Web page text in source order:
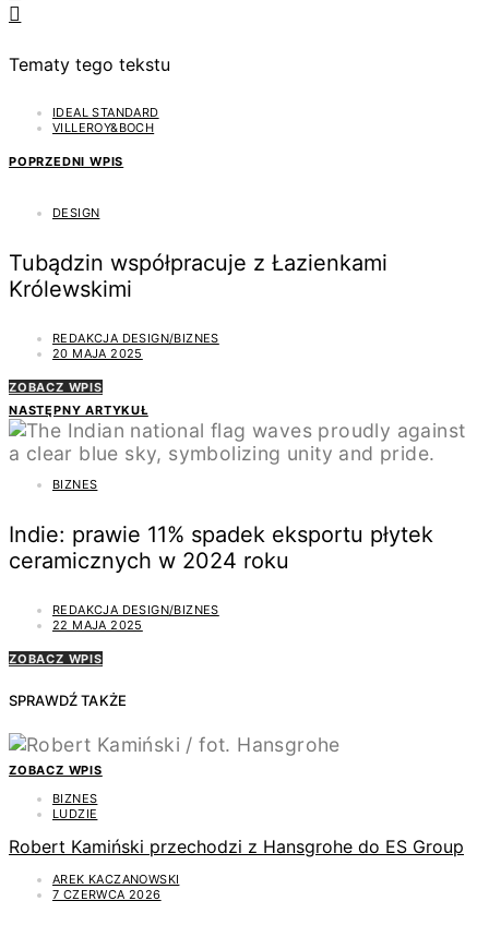
Tematy tego tekstu
IDEAL STANDARD
VILLEROY&BOCH
POPRZEDNI WPIS
DESIGN
Tubądzin współpracuje z Łazienkami
Królewskimi
REDAKCJA DESIGN/BIZNES
20 MAJA 2025
ZOBACZ WPIS
NASTĘPNY ARTYKUŁ
BIZNES
Indie: prawie 11% spadek eksportu płytek
ceramicznych w 2024 roku
REDAKCJA DESIGN/BIZNES
22 MAJA 2025
ZOBACZ WPIS
SPRAWDŹ TAKŻE
ZOBACZ WPIS
BIZNES
LUDZIE
Robert Kamiński przechodzi z Hansgrohe do ES Group
AREK KACZANOWSKI
7 CZERWCA 2026